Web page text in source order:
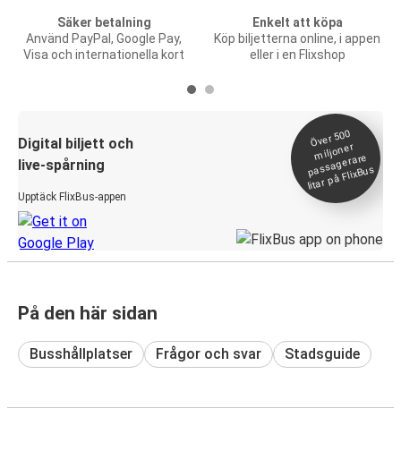
Säker betalning
Använd PayPal, Google Pay,
Visa och internationella kort
Enkelt att köpa
Köp biljetterna online, i appen
eller i en Flixshop
Digital biljett och
live-spårning
Upptäck FlixBus-appen
Över 500
miljoner
passagerare
litar på FlixBus
På den här sidan
Busshållplatser Frågor och svar Stadsguide